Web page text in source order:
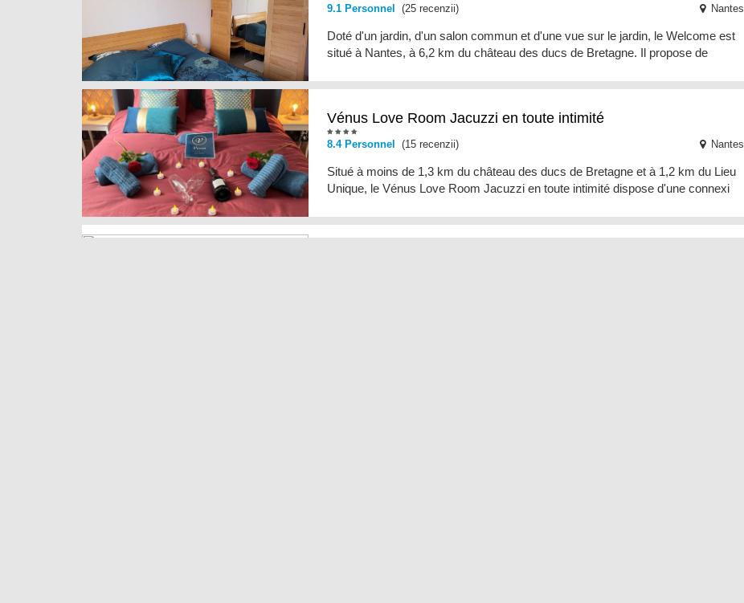
9.1 Personnel (25 recenzii) Nantes
Doté d'un jardin, d'un salon commun et d'une vue sur le jardin, le Welcome est
situé à Nantes, à 6,2 km du château des ducs de Bretagne. Il propose de
Vénus Love Room Jacuzzi en toute intimité
8.4 Personnel (15 recenzii) Nantes
Situé à moins de 1,3 km du château des ducs de Bretagne et à 1,2 km du Lieu
Unique, le Vénus Love Room Jacuzzi en toute intimité dispose d'une connexi